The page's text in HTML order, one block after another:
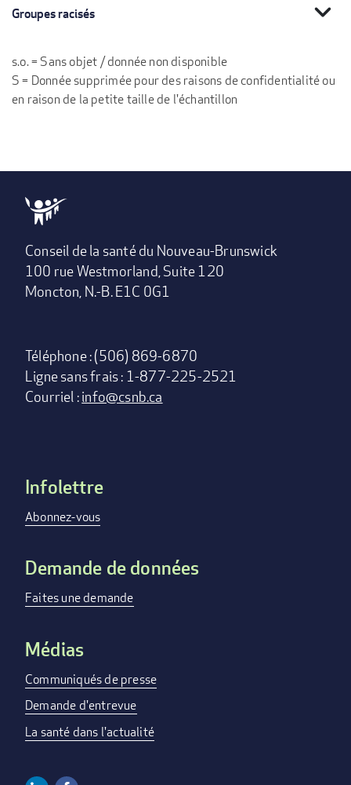
Groupes racisés expand_more
s.o. = Sans objet / donnée non disponible
S = Donnée supprimée pour des raisons de confidentialité ou
en raison de la petite taille de l'échantillon
Conseil de la santé du Nouveau-Brunswick
100 rue Westmorland, Suite 120
Moncton, N.-B. E1C 0G1
Téléphone : (506) 869-6870
Ligne sans frais : 1-877-225-2521
Courriel :info@csnb.ca
Footer
menu
Infolettre
Abonnez-vous
Demande de données
Faites une demande
Médias
Communiqués de presse
Demande d'entrevue
La santé dans l'actualité